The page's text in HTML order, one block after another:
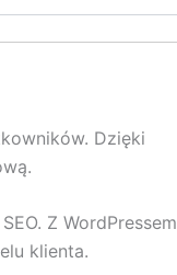
Dzięki
Z WordPressem
klienta.